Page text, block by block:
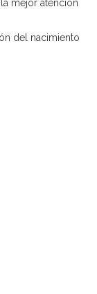
mejor atención
del nacimiento